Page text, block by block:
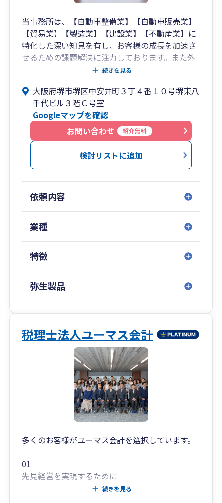
当事務所は、【自動車整備業】【自動車販売業】
【貿易業】【製造業】【建設業】【不動産業】に
特化した深い知見を有し、お客様の成長を加速さ
せるための課題解決に注力しております。また外
国人経営者様へのサポート体制も整えており、多
め、和泉市・泉大津市・岸和田市など、南大阪エ
リアで税理士をお探しの方は、どうぞお気軽にご
相談ください。
続きを見る
大阪府堺市堺区中安井町３丁４番１０号堺東八
千代ビル３階Ｃ号室
Googleマップを確認
お問い合わせ
紹介無料
検討リストに追加
依頼内容
業種
特徴
弥生製品
税理士法人ユーマス会計
多くのお客様がユーマス会計を選択しています。
01
先見経営を実現するために
続きを見る